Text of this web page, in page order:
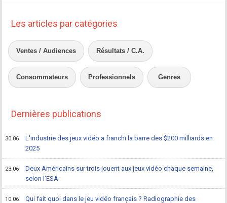
Les articles par catégories
Ventes / Audiences Résultats / C.A.
Consommateurs Professionnels Genres
Dernières publications
30.06
L'industrie des jeux vidéo a franchi la barre des $200 milliards en
2025
23.06
Deux Américains sur trois jouent aux jeux vidéo chaque semaine,
selon l'ESA
10.06
Qui fait quoi dans le jeu vidéo français ? Radiographie des